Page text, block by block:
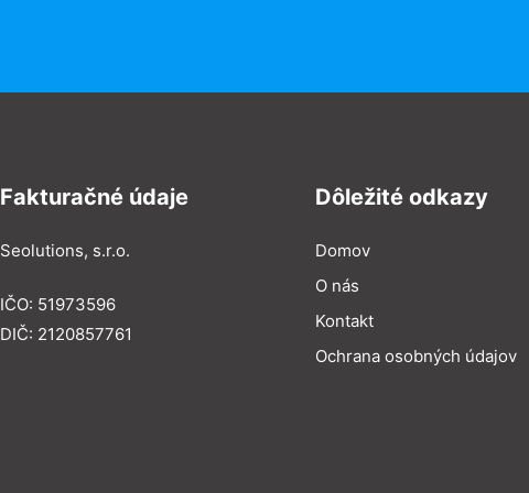
Fakturačné údaje
Seolutions, s.r.o.
IČO: 51973596
DIČ: 2120857761
Dôležité odkazy
Domov
O nás
Kontakt
Ochrana osobných údajov